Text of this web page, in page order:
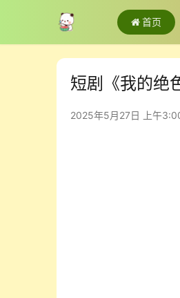
首页
短剧《我的绝
2025年5月27日 上午